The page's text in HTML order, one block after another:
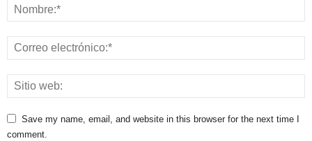
Save my name, email, and website in this browser for the next time I
comment.